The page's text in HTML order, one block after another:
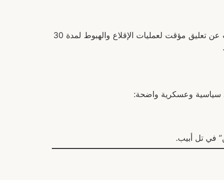
فحسب، بل امتد التأثير إلى الملاحة الجوية. فقد أعلنت سلطة المطارات عن تعليق مؤقت لعمليات الإقلاع والهبوط لمدة 30
في تل أبيب.